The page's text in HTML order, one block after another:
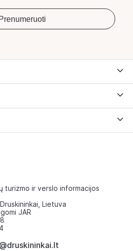
turizmo ir verslo informacijos
Lietuva
JAR